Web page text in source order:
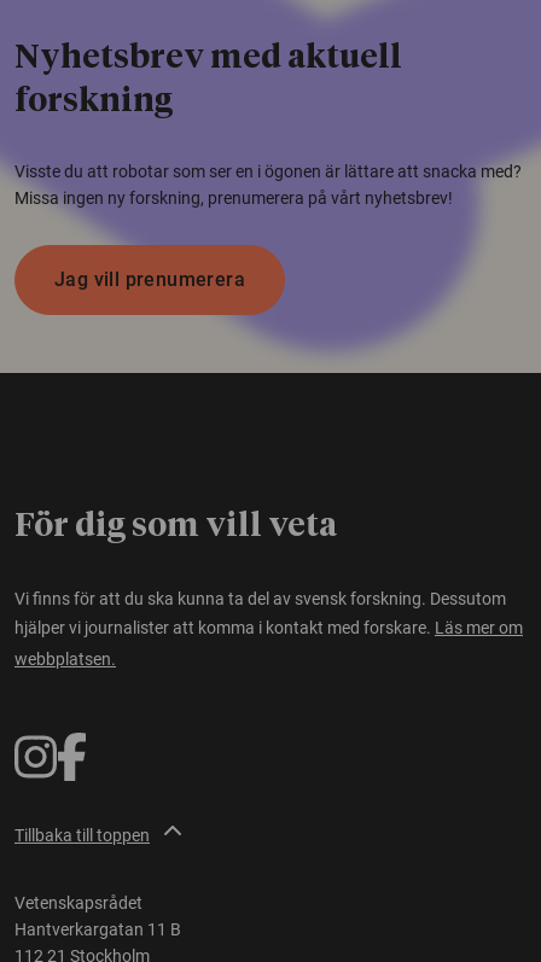
Nyhetsbrev med aktuell
forskning
Visste du att robotar som ser en i ögonen är lättare att snacka med?
Missa ingen ny forskning, prenumerera på vårt nyhetsbrev!
Jag vill prenumerera
För dig som vill veta
Vi finns för att du ska kunna ta del av svensk forskning. Dessutom
hjälper vi journalister att komma i kontakt med forskare. Läs mer om
webbplatsen.
Tillbaka till toppen
Vetenskapsrådet
Hantverkargatan 11 B
112 21 Stockholm